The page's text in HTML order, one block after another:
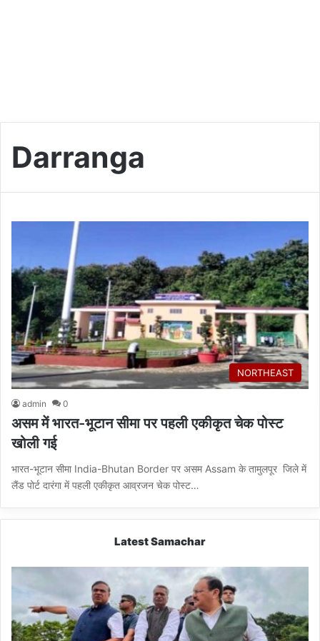
Darranga
NORTHEAST
admin 0
असम में भारत-भूटान सीमा पर पहली एकीकृत चेक पोस्ट
खोली गई
भारत-भूटान सीमा India-Bhutan Border पर असम Assam के तामुलपूर जिले में
लैंड पोर्ट दारंगा में पहली एकीकृत आव्रजन चेक पोस्ट…
Latest Samachar